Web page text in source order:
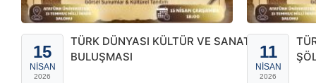
15
NISAN
2026
TÜRK DÜNYASI KÜLTÜR VE SANAT
BULUŞMASI
11
NISAN
2026